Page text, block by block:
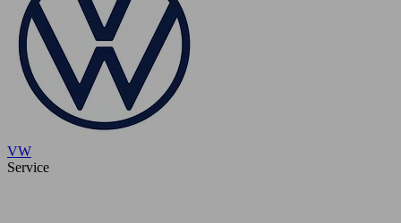
VW
Service